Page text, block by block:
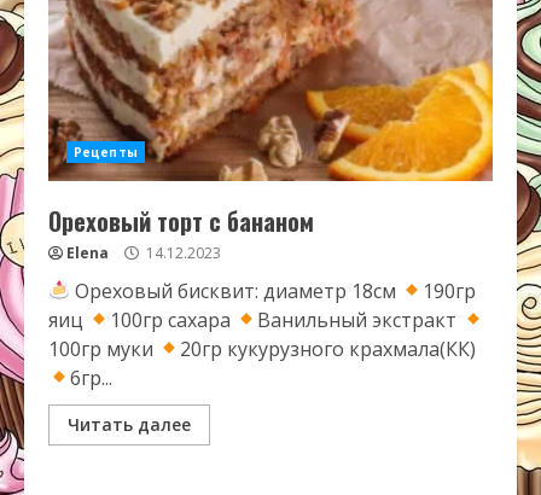
Рецепты
Ореховый торт с бананом
Elena 14.12.2023
Ореховый бисквит: диаметр 18см
190гр
яиц
100гр сахара
Ванильный экстракт
100гр муки
20гр кукурузного крахмала(КК)
6гр...
Читать далее